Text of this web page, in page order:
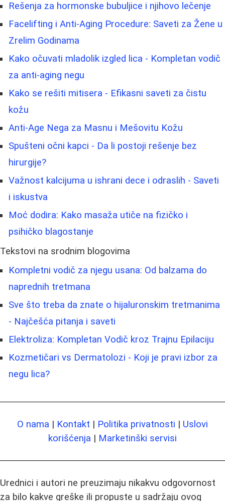
Rešenja za hormonske bubuljice i njihovo lečenje
Facelifting i Anti-Aging Procedure: Saveti za Žene u
Zrelim Godinama
Kako očuvati mladolik izgled lica - Kompletan vodič
za anti-aging negu
Kako se rešiti mitisera - Efikasni saveti za čistu
kožu
Anti-Age Nega za Masnu i Mešovitu Kožu
Spušteni očni kapci - Da li postoji rešenje bez
hirurgije?
Važnost kalcijuma u ishrani dece i odraslih - Saveti
i iskustva
Moć dodira: Kako masaža utiče na fizičko i
psihičko blagostanje
Tekstovi na srodnim blogovima
Kompletni vodič za njegu usana: Od balzama do
naprednih tretmana
Sve što treba da znate o hijaluronskim tretmanima
- Najčešća pitanja i saveti
Elektroliza: Kompletan Vodič kroz Trajnu Epilaciju
Kozmetičari vs Dermatolozi - Koji je pravi izbor za
negu lica?
O nama | Kontakt | Politika privatnosti | Uslovi
korišćenja | Marketinški servisi
Urednici i autori ne preuzimaju nikakvu odgovornost
za bilo kakve greške ili propuste u sadržaju ovog